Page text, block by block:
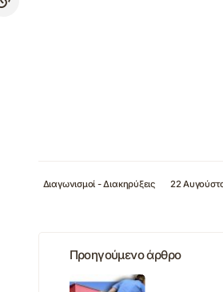
Διαγωνισμοί - Διακηρύξεις 22
Προηγούμενο άρθρο